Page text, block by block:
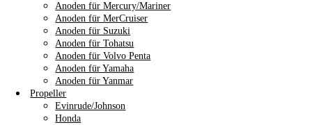
Anoden für Mercury/Mariner
Anoden für MerCruiser
Anoden für Suzuki
Anoden für Tohatsu
Anoden für Volvo Penta
Anoden für Yamaha
Anoden für Yanmar
Propeller
Evinrude/Johnson
Honda